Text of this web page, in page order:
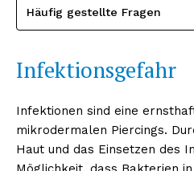
Häufig gestellte Fragen
Infektionsgefahr
Infektionen sind eine
mikrodermalen Piercings.
Haut und das Einsetzen des